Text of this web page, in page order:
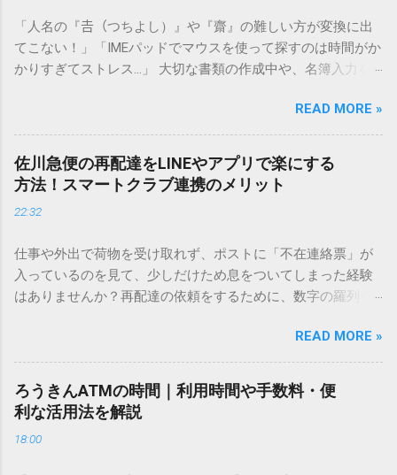
「人名の『𠮷（つちよし）』や『齋』の難しい方が変換に出
てこない！」「IMEパッドでマウスを使って探すのは時間がか
かりすぎてストレス…」 大切な書類の作成中や、名簿入力を
てしまいますよね。多くの人が「IMEパッド（手書き入力）」
を使いますが、実はマウスで一画ずつ書くのは非効率です
し、似た漢字が多すぎて結局見つからないことも少なくあり
ません。 そこで今回は、IMEパッドを使わずに、特定のコー
ドを打ち込むだけで一瞬で旧字や外字、特殊記号を呼び出す
「文字コード入力」のテクニックを詳しく解説します。 この
必要はありません。 1. なぜ「変換」しても旧字・外字が出て
こないのか？ そもそも、なぜ普通の変換で出てこない漢字が
あるのでしょうか。その理由は、パソコンが文字を認識する
は、JIS規格（日本産業規格）によって「第1水準」「第2水
準」といった形で整理されています。しかし、人名や地名に
使われる非常に古い漢字（旧字）や、特定の組織だけで作ら
れた「外字」は、この一般的な変換リストに含まれていない
READ MORE »
佐川急便の再配達をLINEやアプリで楽にする
方法！スマートクラブ連携のメリット
22:32
仕事や外出で荷物を受け取れず、ポストに「不在連絡票」が
入っているのを見て、少しだけため息をついてしまった経験
はありませんか？再配達の依頼をするために、数字の羅列を
ことに申し訳なさを感じたりすることもあるかもしれませ
ん。 「もっとスムーズに、自分のタイミングで受け取りた
い」 「わざわざ電話をかけずに、スマホ一つで完結させた
い」 そんな願いを叶えてくれるのが、佐川急便の会員制サー
ビス「スマートクラブ」と、LINEや公式アプリの連携です。
これらを活用するだけで、再配達のストレスは驚くほど軽く
READ MORE »
ろうきんATMの時間｜利用時間や手数料・便
利な活用法を解説
18:00